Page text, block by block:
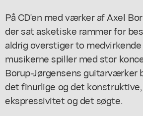
På CD'en med værker af Axel
der sat asketiske rammer for
aldrig overstiger to medvirkende
musikerne spiller med stor
Borup-Jørgensens guitarværker
det finurlige og det
ekspressivitet og det søgte.